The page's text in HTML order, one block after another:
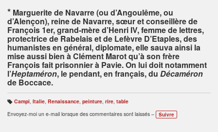
* Marguerite de Navarre (ou d’Angoulême, ou
d’Alençon), reine de Navarre, sœur et conseillère de
François 1er, grand-mère d’Henri IV, femme de lettres,
protectrice de Rabelais et de Lefèvre D’Etaples, des
humanistes en général, diplomate, elle sauva ainsi la
mise aussi bien à Clément Marot qu’à son frère
François fait prisonnier à Pavie. On lui doit notamment
l’Heptaméron, le pendant, en français, du Décaméron
de Boccace.
B
ali
s
Campi, Italie, Renaissance, peinture, rire, table
Envoyez-moi un e-mail lorsque des commentaires sont laissés –
Suivre